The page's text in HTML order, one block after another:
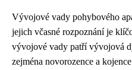
Vývojové vady pohybového
jejich včasné rozpoznání je
vývojové vady patří vývojová
zejména novorozence a